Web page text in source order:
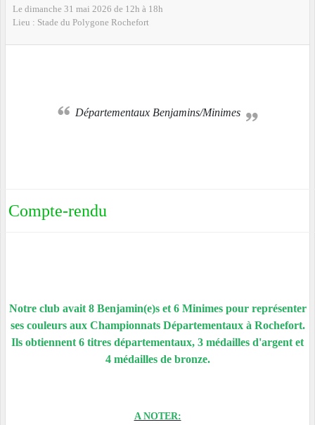
Le dimanche 31 mai 2026 de 12h à 18h
Lieu : Stade du Polygone Rochefort
Départementaux Benjamins/Minimes
Compte-rendu
Notre club avait 8 Benjamin(e)s et 6 Minimes pour représenter
ses couleurs aux Championnats Départementaux à Rochefort.
Ils obtiennent 6 titres départementaux, 3 médailles d'argent et
4 médailles de bronze.
A NOTER: